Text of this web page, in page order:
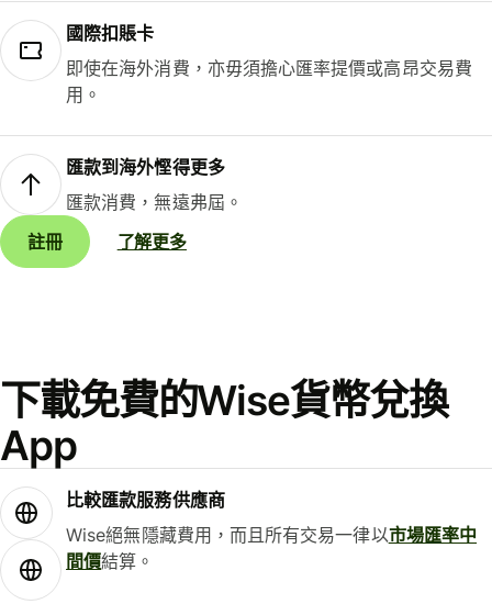
國際扣賬卡
即使在海外消費，亦毋須擔心匯率提價或高昂交易費
用。
匯款到海外慳得更多
匯款消費，無遠弗屆。
註冊
了解更多
下載免費的Wise貨幣兌換
App
比較匯款服務供應商
Wise絕無隱藏費用，而且所有交易一律以市場匯率中
間價結算。